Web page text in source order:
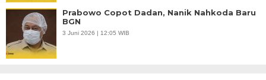
Prabowo Copot Dadan, Nanik Nahkoda Baru
BGN
3 Juni 2026 | 12:05 WIB